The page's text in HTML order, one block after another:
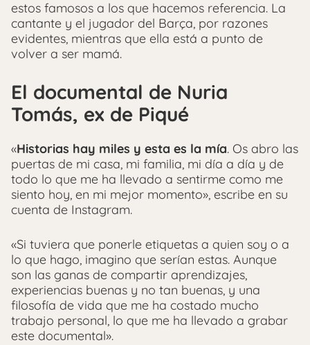
estos famosos a los que hacemos referencia. La
cantante y el jugador del Barça, por razones
evidentes, mientras que ella está a punto de
volver a ser mamá.
El documental de Nuria
Tomás, ex de Piqué
«Historias hay miles y esta es la mía. Os abro las
puertas de mi casa, mi familia, mi día a día y de
todo lo que me ha llevado a sentirme como me
siento hoy, en mi mejor momento», escribe en su
cuenta de Instagram.
«Si tuviera que ponerle etiquetas a quien soy o a
lo que hago, imagino que serían estas. Aunque
son las ganas de compartir aprendizajes,
experiencias buenas y no tan buenas, y una
filosofía de vida que me ha costado mucho
trabajo personal, lo que me ha llevado a grabar
este documental».